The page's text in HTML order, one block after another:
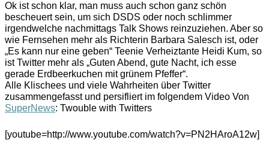
Ok ist schon klar, man muss auch schon ganz schön
bescheuert sein, um sich DSDS oder noch schlimmer
irgendwelche nachmittags Talk Shows reinzuziehen. Aber so
wie Fernsehen mehr als Richterin Barbara Salesch ist, oder
„Es kann nur eine geben“ Teenie Verheiztante Heidi Kum, so
ist Twitter mehr als „Guten Abend, gute Nacht, ich esse
gerade Erdbeerkuchen mit grünem Pfeffer“.
Alle Klischees und viele Wahrheiten über Twitter
zusammengefasst und persifliert im folgendem Video Von
SuperNews: Twouble with Twitters
[youtube=http://www.youtube.com/watch?v=PN2HAroA12w]